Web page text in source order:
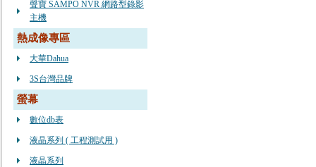
聲寶 SAMPO NVR 網路型錄影
主機
熱成像專區
大華Dahua
3S台灣品牌
螢幕
數位db表
液晶系列 ( 工程測試用 )
液晶系列